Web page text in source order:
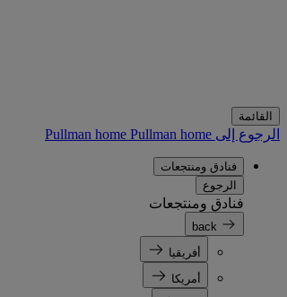
القائمة
الرجوع إلى Pullman home Pullman home
فنادق ومنتجعات
الرجوع
فنادق ومنتجعات
back
أفريقيا
أمريكا